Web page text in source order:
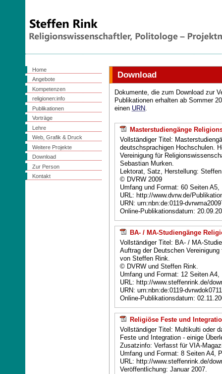
Home
Angebote
Kompetenzen
religionen:info
Publikationen
Vorträge
Lehre
Web, Grafik & Druck
Weitere Projekte
Download
Zur Person
Kontakt
Download
Dokumente, die zum Download zur
Publikationen erhalten ab Sommer
einen URN.
Masterstudiengänge
Vollständiger Titel:
deutschsprachigen Hochschulen.
Vereinigung für
Sebastian Murken.
Lektorat, Satz, Herstellung:
© DVRW 2009
Umfang und Format: 60 Seiten A5,
URL: http://www.dvrw.de/
URN: urn:nbn:de:0119-
Online-Publikationsdatum:
BA- / MA-Studiengänge
Vollständiger Titel: BA- / MA-
Auftrag der Deutschen
von Steffen Rink.
© DVRW und Steffen Rink.
Umfang und Format: 12 Seiten A4,
URL: http://www.steffenrink.de/
URN: urn:nbn:de:0119-
Online-Publikationsdatum:
Religiöse Feste und
Vollständiger Titel: Multikulti oder
Feste und Integration - einige
Zusatzinfo: Verfasst für VIA-
Umfang und Format: 8 Seiten A4,
URL: http://www.steffenrink.de/
Veröffentlichung: Januar 2007.